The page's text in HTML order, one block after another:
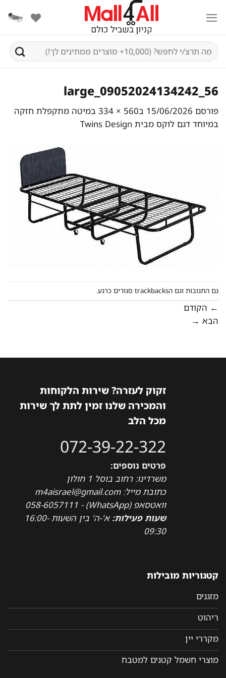
content
חיפוש
עבור:
56_09052024134242_large
פורסם 15/06/2026 ב560 × 334 במיטה מתקפלת חזקה
במיוחד דגם לוקס מבית Twins Design
גם התגובות וגם הtrackbacks סגורים כרגע.
← הקודם
הבא →
זקוק לעזרה? שירות הלקוחות
והמכירה שלנו זמין לתת לך שירות
מכל הלב
072-39-22-322
פרטים נוספים:
משרדינו: רחוב בוסל 1 חולון
כתובת מייל: m4aisrael@gmail.com
וואטסאפ (WhatsApp) - 058-6057111
שעות פעילות:
א'-ה' בין השעות 16:00-
09:30
קטגוריות מובילות
מזגנים
ריהוט
מקררי יין
מוצרי חשמל קטנים למטבח